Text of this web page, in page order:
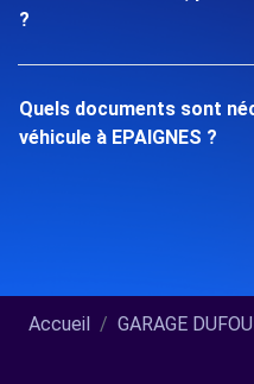
?
Quels documents sont
véhicule à EPAIGNES ?
Accueil GARAGE